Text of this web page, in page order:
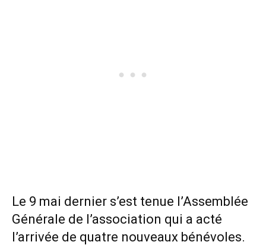
Le 9 mai dernier s’est tenue l’Assemblée
Générale de l’association qui a acté
l’arrivée de quatre nouveaux bénévoles.